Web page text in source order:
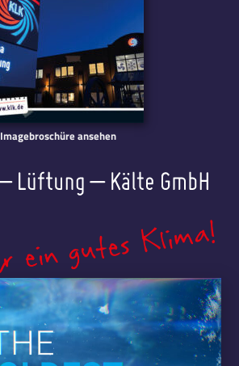
Imagebroschüre ansehen